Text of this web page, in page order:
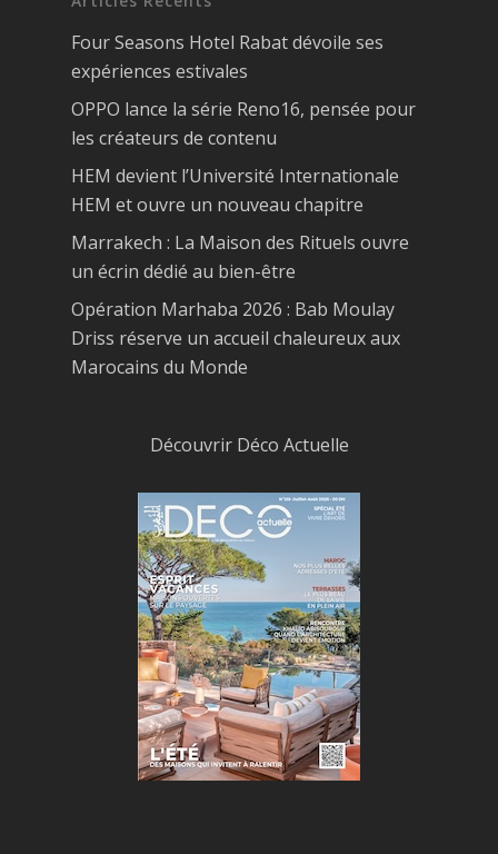
Four Seasons Hotel Rabat dévoile ses
expériences estivales
OPPO lance la série Reno16, pensée pour
les créateurs de contenu
HEM devient l’Université Internationale
HEM et ouvre un nouveau chapitre
Marrakech : La Maison des Rituels ouvre
un écrin dédié au bien-être
Opération Marhaba 2026 : Bab Moulay
Driss réserve un accueil chaleureux aux
Marocains du Monde
Découvrir Déco Actuelle